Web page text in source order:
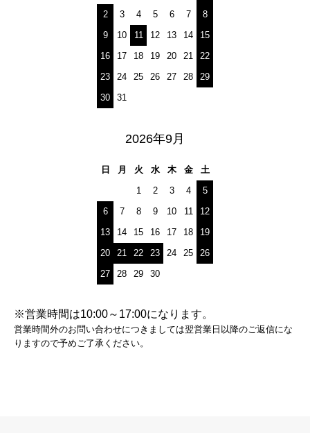
2
3 4 5 6 7
8
9
10 11 12 13 14
15
16
17 18 19 20 21
22
23
24 25 26 27 28
29
30
31
2026年9月
日 月 火 水 木 金
土
1
2 3 4
5
6
7 8 9 10 11
12
13
14 15 16 17 18
19
20
21 22 23 24 25
26
27
28 29 30
※営業時間は10:00～17:00になります。
営業時間外のお問い合わせにつきましては翌営業日以降のご返信にな
りますので予めご了承ください。